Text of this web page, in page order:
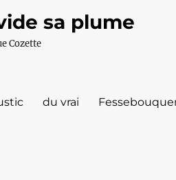
sa plume
Cozette
du vrai